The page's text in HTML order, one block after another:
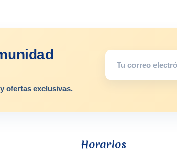
ofertas exclusivas.
Horarios